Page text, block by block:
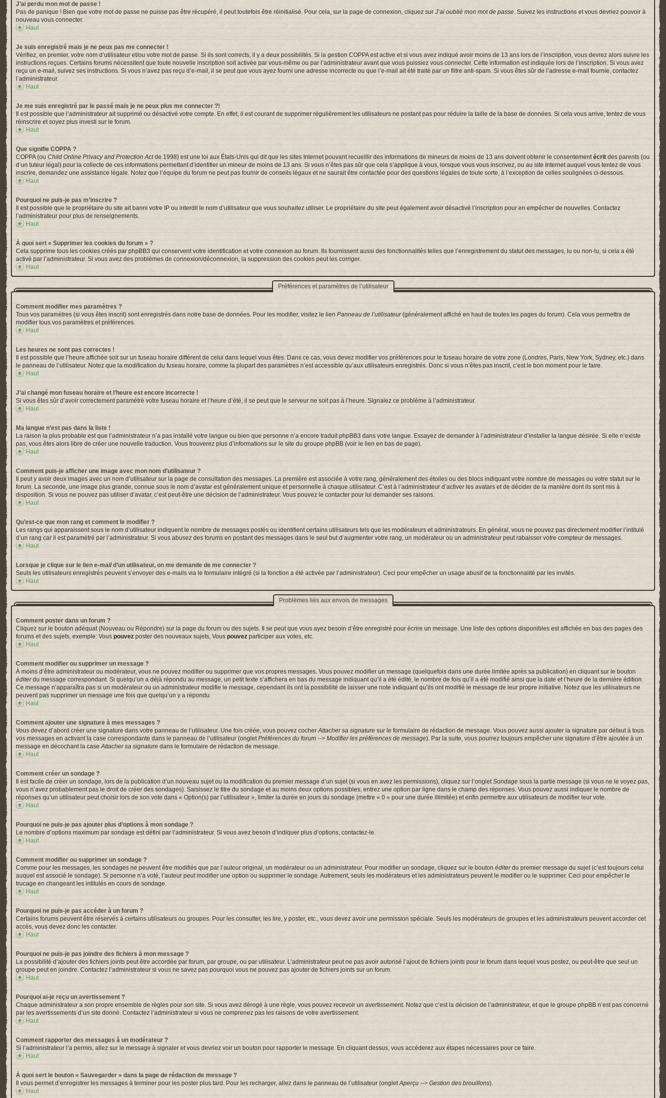
J’ai perdu mon mot de passe !
Pas de panique ! Bien que votre mot de passe ne puisse pas être récupéré, il peut toutefois être réinitialisé. Pour cela, sur la page de connexion, cliquez sur J’ai oublié mon mot de passe. Suivez les instructions et vous devriez pouvoir à
nouveau vous connecter.
Haut
Je suis enregistré mais je ne peux pas me connecter !
Vérifiez, en premier, votre nom d’utilisateur et/ou votre mot de passe. Si ils sont corrects, il y a deux possibilités. Si la gestion COPPA est active et si vous avez indiqué avoir moins de 13 ans lors de l’inscription, vous devrez alors suivre les
instructions reçues. Certains forums nécessitent que toute nouvelle inscription soit activée par vous-même ou par l’administrateur avant que vous puissiez vous connecter. Cette information est indiquée lors de l’inscription. Si vous avez
reçu un e-mail, suivez ses instructions. Si vous n’avez pas reçu d’e-mail, il se peut que vous ayez fourni une adresse incorrecte ou que l’e-mail ait été traité par un filtre anti-spam. Si vous êtes sûr de l’adresse e-mail fournie, contactez
l’administrateur.
Haut
Je me suis enregistré par le passé mais je ne peux plus me connecter ?!
Il est possible que l’administrateur ait supprimé ou désactivé votre compte. En effet, il est courant de supprimer régulièrement les utilisateurs ne postant pas pour réduire la taille de la base de données. Si cela vous arrive, tentez de vous
réinscrire et soyez plus investi sur le forum.
Haut
Que signifie COPPA ?
COPPA (ou Child Online Privacy and Protection Actde 1998) est une loi aux États-Unis qui dit que les sites Internet pouvant recueillir des informations de mineurs de moins de 13 ans doivent obtenir le consentementécrit des parents (ou
d’un tuteur légal) pour la collecte de ces informations permettant d’identifier un mineur de moins de 13 ans. Si vous n’êtes pas sûr que cela s’applique à vous, lorsque vous vous inscrivez, ou au site Internet auquel vous tentez de vous
inscrire, demandez une assistance légale. Notez que l’équipe du forum ne peut pas fournir de conseils légaux et ne saurait être contactée pour des questions légales de toute sorte, à l’exception de celles soulignées ci-dessous.
Haut
Pourquoi ne puis-je pas m’inscrire ?
Il est possible que le propriétaire du site ait banni votre IP ou interdit le nom d’utilisateur que vous souhaitez utiliser. Le propriétaire du site peut également avoir désactivé l’inscription pour en empêcher de nouvelles. Contactez
l’administrateur pour plus de renseignements.
Haut
À quoi sert « Supprimer les cookies du forum » ?
Cela supprime tous les cookies créés par phpBB3 qui conservent votre identification et votre connexion au forum. Ils fournissent aussi des fonctionnalités telles que l’enregistrement du statut des messages, lu ou non-lu, si cela a été
activé par l’administrateur. Si vous avez des problèmes de connexion/déconnexion, la suppression des cookies peut les corriger.
Haut
Préférences et paramètres de l’utilisateur
Comment modifier mes paramètres ?
Tous vos paramètres (si vous êtes inscrit) sont enregistrés dans notre base de données. Pour les modifier, visitez le lien Panneau de l’utilisateur(généralement affiché en haut de toutes les pages du forum). Cela vous permettra de
modifier tous vos paramètres et préférences.
Haut
Les heures ne sont pas correctes !
Il est possible que l’heure affichée soit sur un fuseau horaire différent de celui dans lequel vous êtes. Dans ce cas, vous devez modifier vos préférences pour le fuseau horaire de votre zone (Londres, Paris, New York, Sydney, etc.) dans
le panneau de l’utilisateur. Notez que la modification du fuseau horaire, comme la plupart des paramètres n’est accessible qu’aux utilisateurs enregistrés. Donc si vous n’êtes pas inscrit, c’est le bon moment pour le faire.
Haut
J’ai changé mon fuseau horaire et l’heure est encore incorrecte !
Si vous êtes sûr d’avoir correctement paramétré votre fuseau horaire et l’heure d’été, il se peut que le serveur ne soit pas à l’heure. Signalez ce problème à l’administrateur.
Haut
Ma langue n’est pas dans la liste !
La raison la plus probable est que l’administrateur n’a pas installé votre langue ou bien que personne n’a encore traduit phpBB3 dans votre langue. Essayez de demander à l’administrateur d’installer la langue désirée. Si elle n’existe
pas, vous êtes alors libre de créer une nouvelle traduction. Vous trouverez plus d’informations sur le site du groupe phpBB (voir le lien en bas de page).
Haut
Comment puis-je afficher une image avec mon nom d’utilisateur ?
Il peut y avoir deux images avec un nom d’utilisateur sur la page de consultation des messages. La première est associée à votre rang, généralement des étoiles ou des blocs indiquant votre nombre de messages ou votre statut sur le
forum. La seconde, une image plus grande, connue sous le nom d’avatar est généralement unique et personnelle à chaque utilisateur. C’est à l’administrateur d’activer les avatars et de décider de la manière dont ils sont mis à
disposition. Si vous ne pouvez pas utiliser d’avatar, c’est peut-être une décision de l’administrateur. Vous pouvez le contacter pour lui demander ses raisons.
Haut
Qu’est-ce que mon rang et comment le modifier ?
Les rangs qui apparaissent sous le nom d’utilisateur indiquent le nombre de messages postés ou identifient certains utilisateurs tels que les modérateurs et administrateurs. En général, vous ne pouvez pas directement modifier l’intitulé
d’un rang car il est paramétré par l’administrateur. Si vous abusez des forums en postant des messages dans le seul but d’augmenter votre rang, un modérateur ou un administrateur peut rabaisser votre compteur de messages.
Haut
Lorsque je clique sur le lien e-maild’un utilisateur, on me demande de me connecter ?
Seuls les utilisateurs enregistrés peuvent s’envoyer des e-mails via le formulaire intégré (si la fonction a été activée par l’administrateur). Ceci pour empêcher un usage abusif de la fonctionnalité par les invités.
Haut
Problèmes liés aux envois de messages
Comment poster dans un forum ?
Cliquez sur le bouton adéquat (Nouveau ou Répondre) sur la page du forum ou des sujets. Il se peut que vous ayez besoin d’être enregistré pour écrire un message. Une liste des options disponibles est affichée en bas des pages des
forums et des sujets, exemple: Vous pouvez poster des nouveaux sujets, Vous pouvez participer aux votes, etc.
Haut
Comment modifier ou supprimer un message ?
À moins d’être administrateur ou modérateur, vous ne pouvez modifier ou supprimer que vos propres messages. Vous pouvez modifier un message (quelquefois dans une durée limitée après sa publication) en cliquant sur le bouton
éditerdu message correspondant. Si quelqu’un a déjà répondu au message, un petit texte s’affichera en bas du message indiquant qu’il a été édité, le nombre de fois qu’il a été modifié ainsi que la date et l’heure de la dernière édition.
Ce message n’apparaîtra pas si un modérateur ou un administrateur modifie le message, cependant ils ont la possibilité de laisser une note indiquant qu’ils ont modifié le message de leur propre initiative. Notez que les utilisateurs ne
peuvent pas supprimer un message une fois que quelqu’un y a répondu.
Haut
Comment ajouter une signature à mes messages ?
Vous devez d’abord créer une signature dans votre panneau de l’utilisateur. Une fois créée, vous pouvez cocherAttacher sa signature sur le formulaire de rédaction de message. Vous pouvez aussi ajouter la signature par défaut à tous
vos messages en activant la case correspondante dans le panneau de l’utilisateur (ongletPréférences du forum --> Modifier les préférences de message). Par la suite, vous pourrez toujours empêcher une signature d’être ajoutée à un
message en décochant la caseAttacher sa signature dans le formulaire de rédaction de message.
Haut
Comment créer un sondage ?
Il est facile de créer un sondage, lors de la publication d’un nouveau sujet ou la modification du premier message d’un sujet (si vous en avez les permissions), cliquez sur l’ongletSondage sous la partie message (si vous ne le voyez pas,
vous n’avez probablement pas le droit de créer des sondages). Saisissez le titre du sondage et au moins deux options possibles, entrez une option par ligne dans le champ des réponses. Vous pouvez aussi indiquer le nombre de
réponses qu’un utilisateur peut choisir lors de son vote dans « Option(s) par l’utilisateur », limiter la durée en jours du sondage (mettre « 0 » pour une durée illimitée) et enfin permettre aux utilisateurs de modifier leur vote.
Haut
Pourquoi ne puis-je pas ajouter plus d’options à mon sondage ?
Le nombre d’options maximum par sondage est défini par l’administrateur. Si vous avez besoin d’indiquer plus d’options, contactez-le.
Haut
Comment modifier ou supprimer un sondage ?
Comme pour les messages, les sondages ne peuvent être modifiés que par l’auteur original, un modérateur ou un administrateur. Pour modifier un sondage, cliquez sur le bouton éditerdu premier message du sujet (c’est toujours celui
auquel est associé le sondage). Si personne n’a voté, l’auteur peut modifier une option ou supprimer le sondage. Autrement, seuls les modérateurs et les administrateurs peuvent le modifier ou le supprimer. Ceci pour empêcher le
trucage en changeant les intitulés en cours de sondage.
Haut
Pourquoi ne puis-je pas accéder à un forum ?
Certains forums peuvent être réservés à certains utilisateurs ou groupes. Pour les consulter, les lire, y poster, etc., vous devez avoir une permission spéciale. Seuls les modérateurs de groupes et les administrateurs peuvent accorder cet
accès, vous devez donc les contacter.
Haut
Pourquoi ne puis-je pas joindre des fichiers à mon message ?
La possibilité d’ajouter des fichiers joints peut être accordée par forum, par groupe, ou par utilisateur. L’administrateur peut ne pas avoir autorisé l’ajout de fichiers joints pour le forum dans lequel vous postez, ou peut-être que seul un
groupe peut en joindre. Contactez l’administrateur si vous ne savez pas pourquoi vous ne pouvez pas ajouter de fichiers joints sur un forum.
Haut
Pourquoi ai-je reçu un avertissement ?
Chaque administrateur a son propre ensemble de règles pour son site. Si vous avez dérogé à une règle, vous pouvez recevoir un avertissement. Notez que c’est la décision de l’administrateur, et que le groupe phpBB n’est pas concerné
par les avertissements d’un site donné. Contactez l’administrateur si vous ne comprenez pas les raisons de votre avertissement.
Haut
Comment rapporter des messages à un modérateur ?
Si l’administrateur l’a permis, allez sur le message à signaler et vous devriez voir un bouton pour rapporter le message. En cliquant dessus, vous accéderez aux étapes nécessaires pour ce faire.
Haut
À quoi sert le bouton « Sauvegarder » dans la page de rédaction de message ?
Il vous permet d’enregistrer les messages à terminer pour les poster plus tard. Pour les recharger, allez dans le panneau de l’utilisateur (ongletAperçu --> Gestion des brouillons).
Haut